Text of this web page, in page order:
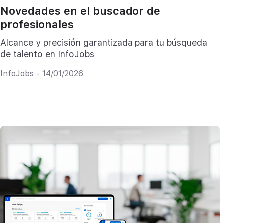
Novedades en el buscador de
profesionales
Alcance y precisión garantizada para tu búsqueda
de talento en InfoJobs
InfoJobs - 14/01/2026